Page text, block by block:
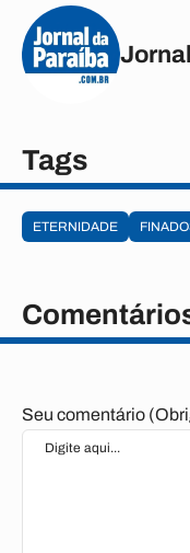
Tags
ETERNIDADE
Seu comentário